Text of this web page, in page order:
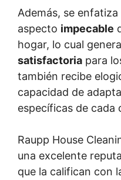
Además, se enfatiza
aspecto impecable
hogar, lo cual
satisfactoria para
también recibe
capacidad de
específicas de cada
Raupp House
una excelente
que la califican con